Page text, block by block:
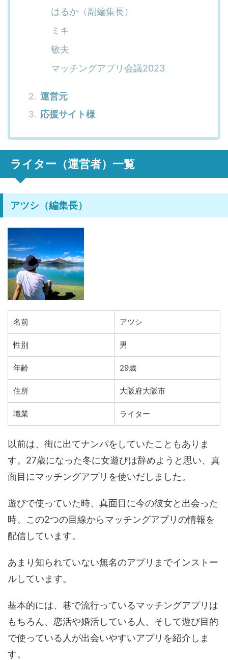
はるか（副編集長）
ミキ
敏夫
マッチングアプリ会議2023
運営元
応援サイト様
ライター（運営者）一覧
アツシ（編集長）
名前 アツシ
性別 男
年齢 29歳
住所 大阪府大阪市
職業 ライター
以前は、街に出てナンパをしていたこともありま
す。27歳になった冬に女遊びは辞めようと思い、真
面目にマッチングアプリを使いだしました。
遊びで使っていた時、真面目に今の彼女と出会った
時、この2つの目線からマッチングアプリの情報を
配信しています。
あまり知られていない無名のアプリまでインストー
ルしています。
基本的には、巷で流行っているマッチングアプリは
もちろん、恋活や婚活している人、そして遊び目的
で使っている人が出会いやすいアプリを紹介しま
す。